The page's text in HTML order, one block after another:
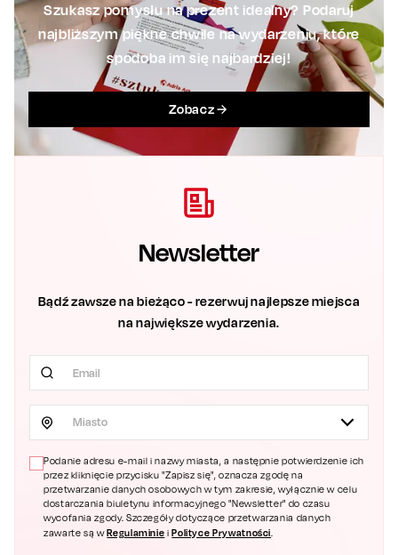
Szukasz pomysłu na prezent idealny? Podaruj
najbliższym piękne chwile na wydarzeniu, które
spodoba im się najbardziej!
Zobacz
Newsletter
Bądź zawsze na bieżąco - rezerwuj najlepsze miejsca
na największe wydarzenia.
Miasto
Podanie adresu e-mail i nazwy miasta, a następnie potwierdzenie ich
przez kliknięcie przycisku "Zapisz się", oznacza zgodę na
przetwarzanie danych osobowych w tym zakresie, wyłącznie w celu
dostarczania biuletynu informacyjnego "Newsletter" do czasu
wycofania zgody. Szczegóły dotyczące przetwarzania danych
zawarte są wRegulaminie i Polityce Prywatności.